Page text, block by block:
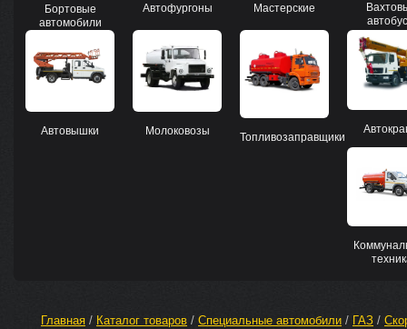
Бортовые
автомобили
Автофургоны Мастерские
Автовышки Молоковозы Топливозаправщики
Главная / Каталог товаров / Специальные автомобили / ГАЗ /